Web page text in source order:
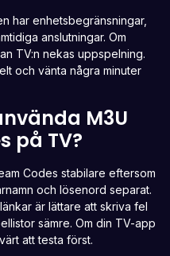
har enhetsbegränsningar,
anslutningar. Om
TV:n nekas uppspelning.
och vänta några minuter
M3U
på TV?
Codes stabilare eftersom
och lösenord separat.
är lättare att skriva fel
sämre. Om din TV-app
att testa först.